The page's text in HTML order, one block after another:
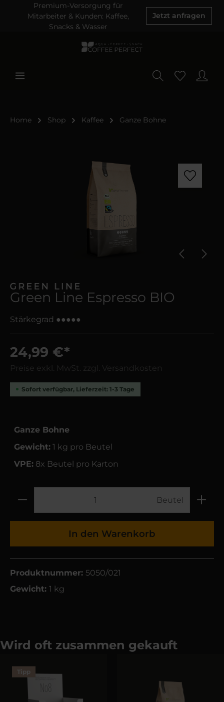
Premium-Versorgung für
Mitarbeiter & Kunden: Kaffee,
Snacks & Wasser
Jetzt anfragen
Home Shop Kaffee Ganze Bohne
Green Line Espresso BIO
Stärkegrad ●●●●●
24,99 €*
Preise exkl. MwSt. zzgl. Versandkosten
Sofort verfügbar, Lieferzeit: 1-3 Tage
Ganze Bohne
Gewicht: 1 kg pro Beutel
VPE: 8x Beutel pro Karton
Beutel
In den Warenkorb
Produktnummer: 5050/021
Gewicht: 1 kg
Wird oft zusammen gekauft
Tipp